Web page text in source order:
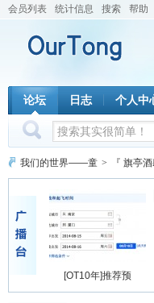
会员列表 统计信息 搜索 帮助
论坛 日志 个人中
我们的世界——童 > 『 旗亭酒
[OT10年]推荐预